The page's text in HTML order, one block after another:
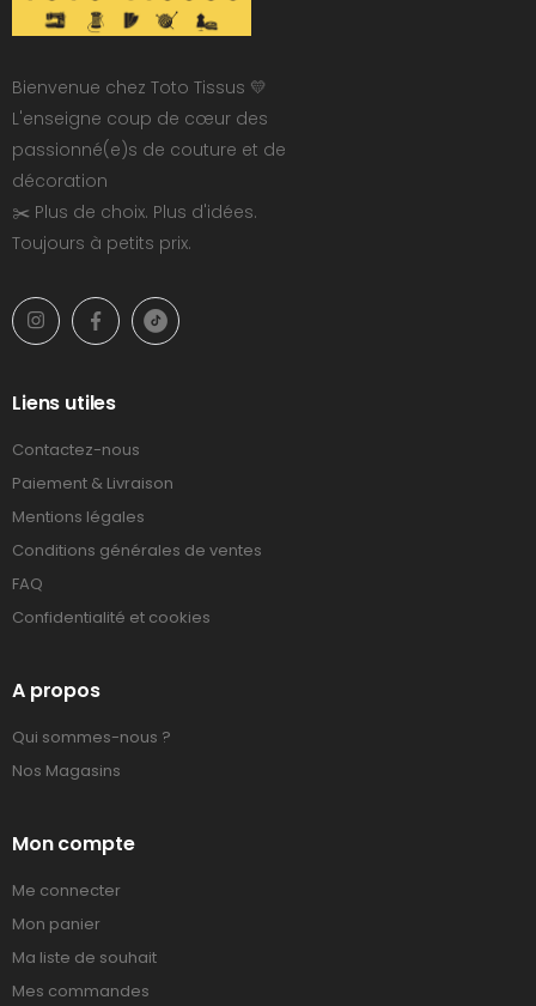
Bienvenue chez Toto Tissus 💛
L'enseigne coup de cœur des
passionné(e)s de couture et de
décoration
✂️ Plus de choix. Plus d'idées.
Toujours à petits prix.
Liens utiles
Contactez-nous
Paiement & Livraison
Mentions légales
Conditions générales de ventes
FAQ
Confidentialité et cookies
A propos
Qui sommes-nous ?
Nos Magasins
Mon compte
Me connecter
Mon panier
Ma liste de souhait
Mes commandes